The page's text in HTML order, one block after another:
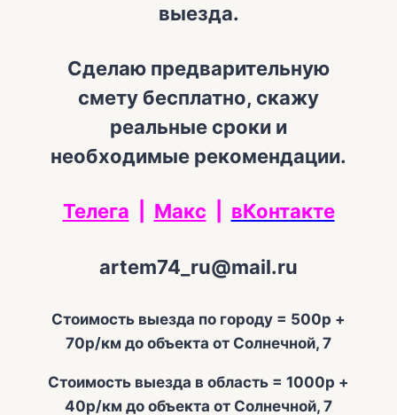
выезда.
Сделаю предварительную
смету бесплатно, скажу
реальные сроки и
необходимые рекомендации.
Телега Макс вКонтакте
artem74_ru@mail.ru
Стоимость выезда по городу = 500р +
70р/км до объекта от Солнечной, 7
Стоимость выезда в область = 1000р +
40р/км до объекта от Солнечной, 7